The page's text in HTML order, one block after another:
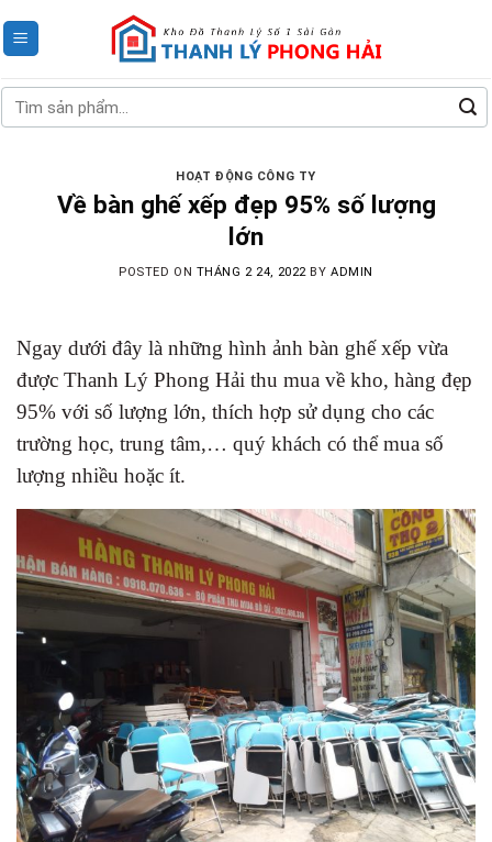
to
Tìm
kiếm:
HOẠT ĐỘNG CÔNG TY
Về bàn ghế xếp đẹp 95% số lượng
lớn
POSTED ON THÁNG 2 24, 2022BY ADMIN
Ngay dưới đây là những hình ảnh bàn ghế xếp vừa
được Thanh Lý Phong Hải thu mua về kho, hàng đẹp
95% với số lượng lớn, thích hợp sử dụng cho các
trường học, trung tâm,… quý khách có thể mua số
lượng nhiều hoặc ít.